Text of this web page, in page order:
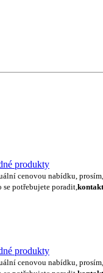
produkty
cenovou nabídku, prosím,
potřebujete poradit,
produkty
cenovou nabídku, prosím,